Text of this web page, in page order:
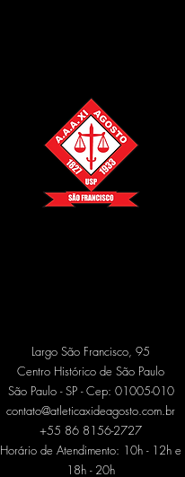
Largo São Francisco, 95
Centro Histórico de São Paulo
São Paulo - SP - Cep: 01005-010
contato@atleticaxideagosto.com.br
+55 86 8156-2727
Horário de Atendimento: 10h - 12h e
18h - 20h